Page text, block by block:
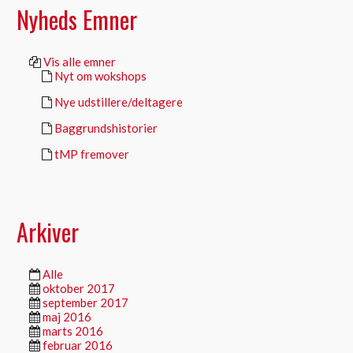
Nyheds Emner
Vis alle emner
Nyt om wokshops
Nye udstillere/deltagere
Baggrundshistorier
tMP fremover
Arkiver
Alle
oktober 2017
september 2017
maj 2016
marts 2016
februar 2016